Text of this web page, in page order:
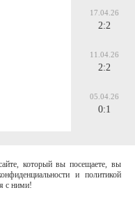
17.04.26
2:2
11.04.26
2:2
05.04.26
0:1
который вы посещаете, вы
и политикой
с ними!